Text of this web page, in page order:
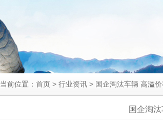
当前位置：首页 > 行业资讯 > 国企淘汰车辆 高溢
国企淘